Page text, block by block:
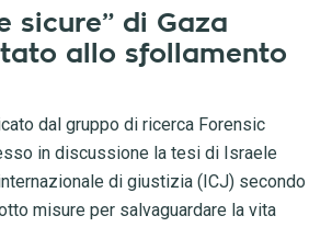
sicure” di Gaza
allo sfollamento
dal gruppo di ricerca Forensic
in discussione la tesi di Israele
di giustizia (ICJ) secondo
misure per salvaguardare la vita